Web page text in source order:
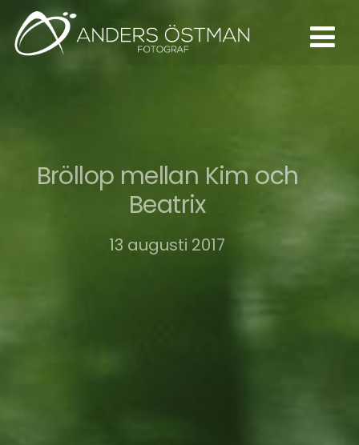
Bröllop mellan Kim och
Beatrix
13 augusti 2017